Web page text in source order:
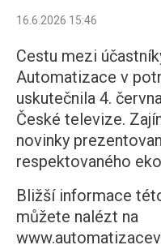
16.6.2026 15:46
Cestu mezi
Automatizace v
uskutečnila 4.
České televize.
novinky
respektovaného
Bližší informace
můžete nalézt na